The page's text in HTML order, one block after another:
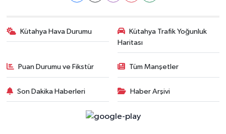
Kütahya Hava Durumu
Kütahya Trafik Yoğunluk
Haritası
Puan Durumu ve Fikstür Tüm Manşetler
Son Dakika Haberleri Haber Arşivi